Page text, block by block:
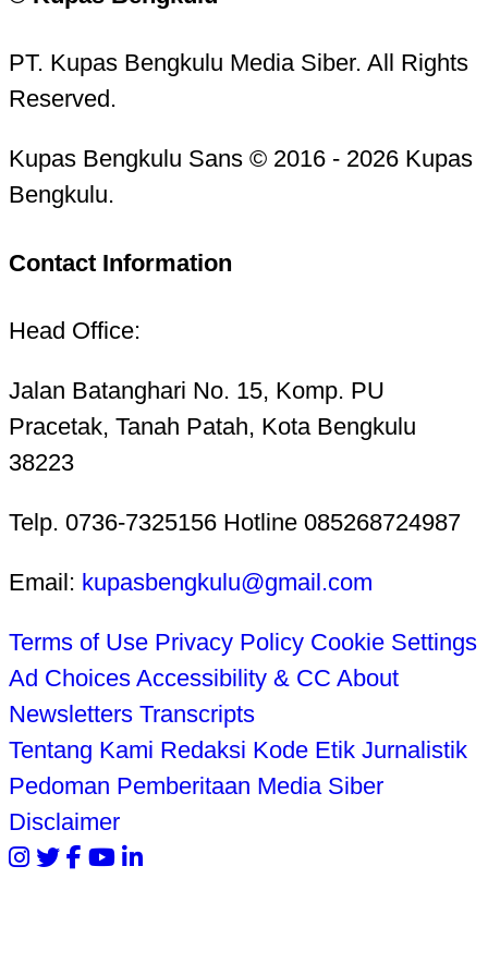
PT. Kupas Bengkulu Media Siber. All Rights
Reserved.
Kupas Bengkulu Sans © 2016 - 2026 Kupas
Bengkulu.
Contact Information
Head Office:
Jalan Batanghari No. 15, Komp. PU
Pracetak, Tanah Patah, Kota Bengkulu
38223
Telp. 0736-7325156 Hotline 085268724987
Email: kupasbengkulu@gmail.com
Terms of Use Privacy Policy Cookie Settings
Ad Choices Accessibility & CC About
Newsletters Transcripts
Tentang Kami Redaksi Kode Etik Jurnalistik
Pedoman Pemberitaan Media Siber
Disclaimer